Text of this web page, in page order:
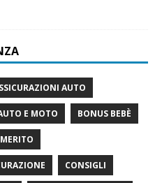
AUTO
E MOTO BONUS BEBÈ
CONSIGLI